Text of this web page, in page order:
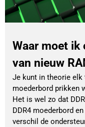
Waar moet ik
van nieuw
Je kunt in theorie elk
moederbord prikken
Het is wel zo dat
DDR4 moederbord
verschil de